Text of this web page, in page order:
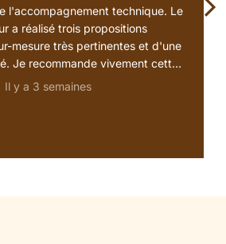
l'accompagnement technique. Le
a réalisé trois propositions
mesure très pertinentes et d'une
Je recommande vivement cette
le sérieux de leur travail et leur
Il y a 3 semaines